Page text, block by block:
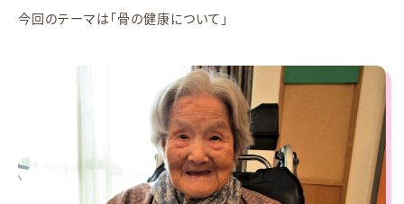
今回のテーマは「骨の健康について」